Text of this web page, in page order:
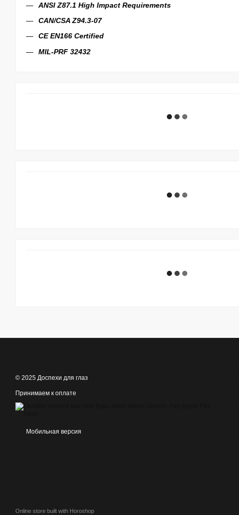
ANSI Z87.1 High Impact Requirements
CAN/CSA Z94.3-07
CE EN166 Certified
MIL-PRF 32432
© 2025 Доспехи для глаз
Принимаем к оплате
Мобильная версия
Online store built with Horoshop